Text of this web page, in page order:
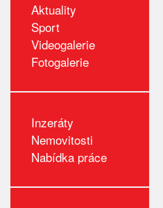
Aktuality
Sport
Videogalerie
Fotogalerie
Inzeráty
Nemovitosti
Nabídka práce